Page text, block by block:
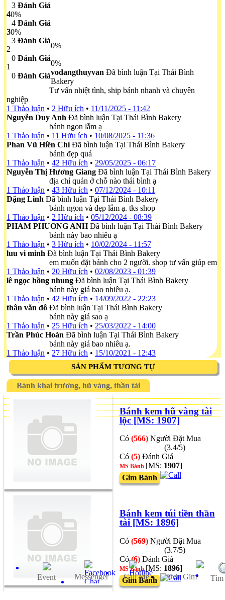
3 Đánh Giá
4
40%
4 Đánh Giá
3
30%
3 Đánh Giá
2
0%
0 Đánh Giá
1
0%
0 Đánh Giávodangthuyvan Đã bình luận Tại Thái Bình
Bakery
Tư vấn nhiệt tình, ship bánh nhanh và chuyên
nghiệp
1 Thảo luận • 2 Hữu ích • 11/11/2025 - 11:42
Nguyễn Duy Anh Đã bình luận Tại Thái Bình Bakery
bánh ngon lắm ạ
1 Thảo luận • 11 Hữu ích • 10/08/2025 - 11:36
Phan Vũ Hiền Chi Đã bình luận Tại Thái Bình Bakery
bánh đẹp quá
1 Thảo luận • 42 Hữu ích • 29/05/2025 - 06:17
Nguyễn Thị Hương Giang Đã bình luận Tại Thái Bình Bakery
địa chỉ quán ở chỗ nào thái bình ạ
1 Thảo luận • 43 Hữu ích • 07/12/2024 - 10:11
Đặng Linh Đã bình luận Tại Thái Bình Bakery
bánh ngon và đẹp lắm ạ. tks shop
1 Thảo luận • 2 Hữu ích • 05/12/2024 - 08:39
PHAM PHUONG ANHĐã bình luận Tại Thái Bình Bakery
bánh này bao nhiêu ạ
1 Thảo luận • 3 Hữu ích • 10/02/2024 - 11:57
luu vi minh Đã bình luận Tại Thái Bình Bakery
em muốn đặt bánh cho 2 người. shop tư vấn giúp em
1 Thảo luận • 20 Hữu ích • 02/08/2023 - 01:39
lê ngọc hồng nhung Đã bình luận Tại Thái Bình Bakery
bánh này giá bao nhiêu ạ.
1 Thảo luận • 42 Hữu ích • 14/09/2022 - 22:23
thân văn đô Đã bình luận Tại Thái Bình Bakery
bánh này giá sao ạ
1 Thảo luận • 25 Hữu ích • 25/03/2022 - 14:00
Trần Phúc Hoàn Đã bình luận Tại Thái Bình Bakery
bánh này giá bao nhiêu ạ.
1 Thảo luận • 27 Hữu ích • 15/10/2021 - 12:43
SẢN PHẨM TƯƠNG TỰ
Bánh khai trương, hũ vàng, thần tài
Bánh kem hũ vàng tài
lộc [MS: 1907]
Có (566)Người Đặt Mua
(3.4/5)
Có(5) Đánh Giá
MS Bánh [MS: 1907]
Gim Bánh
Bánh kem túi tiền thần
tài [MS: 1896]
Có (569)Người Đặt Mua
(3.7/5)
Có(6) Đánh Giá
MS Bánh [MS: 1896]
Gim Bánh
Event Messenger Call Me Ðơn Gim Tìm